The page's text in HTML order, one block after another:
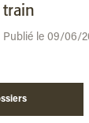
train
Publié le 09/06/